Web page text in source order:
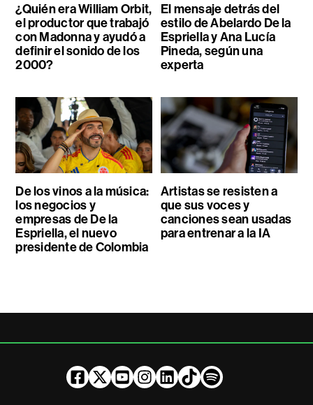
¿Quién era William Orbit,
el productor que trabajó
con Madonna y ayudó a
definir el sonido de los
2000?
El mensaje detrás del
estilo de Abelardo De la
Espriella y Ana Lucía
Pineda, según una
experta
De los vinos a la música:
los negocios y
empresas de De la
Espriella, el nuevo
presidente de Colombia
Artistas se resisten a
que sus voces y
canciones sean usadas
para entrenar a la IA